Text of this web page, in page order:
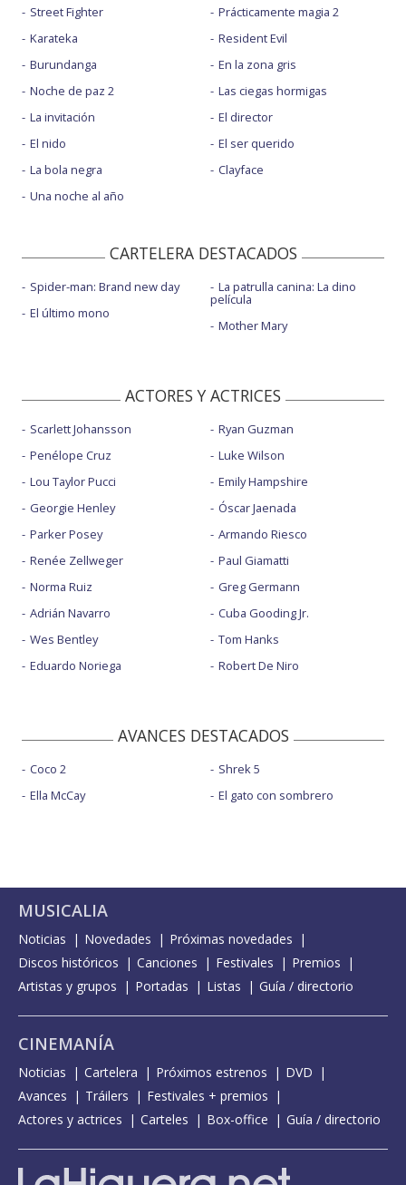
Street Fighter
Karateka
Burundanga
Noche de paz 2
La invitación
El nido
La bola negra
Una noche al año
Prácticamente magia 2
Resident Evil
En la zona gris
Las ciegas hormigas
El director
El ser querido
Clayface
CARTELERA DESTACADOS
Spider-man: Brand new day
El último mono
La patrulla canina: La dino
película
Mother Mary
ACTORES Y ACTRICES
Scarlett Johansson
Penélope Cruz
Lou Taylor Pucci
Georgie Henley
Parker Posey
Renée Zellweger
Norma Ruiz
Adrián Navarro
Wes Bentley
Eduardo Noriega
Ryan Guzman
Luke Wilson
Emily Hampshire
Óscar Jaenada
Armando Riesco
Paul Giamatti
Greg Germann
Cuba Gooding Jr.
Tom Hanks
Robert De Niro
AVANCES DESTACADOS
Coco 2
Ella McCay
Shrek 5
El gato con sombrero
MUSICALIA
Noticias Novedades
Próximas novedades
Discos históricos
Canciones Festivales
Premios
Artistas y grupos
Portadas Listas Guía / directorio
CINEMANÍA
Noticias Cartelera Próximos estrenos
DVD
Avances
Tráilers
Festivales + premios
Actores y actrices
Carteles Box-office Guía / directorio